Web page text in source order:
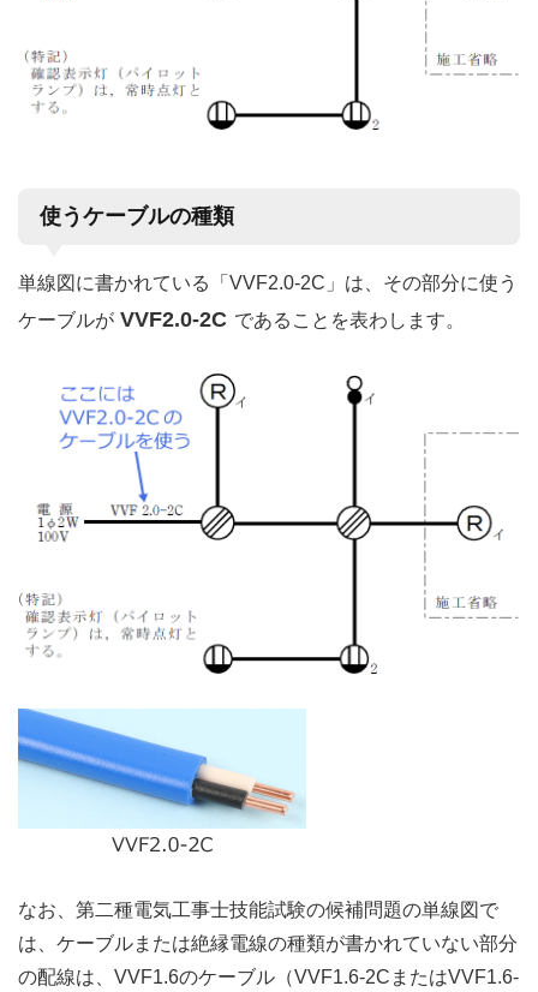
使うケーブルの種類
単線図に書かれている「VVF2.0-2C」は、その部分に使う
ケーブルが VVF2.0-2C であることを表わします。
なお、第二種電気工事士技能試験の候補問題の単線図で
は、ケーブルまたは絶縁電線の種類が書かれていない部分
の配線は、VVF1.6のケーブル（VVF1.6-2CまたはVVF1.6-